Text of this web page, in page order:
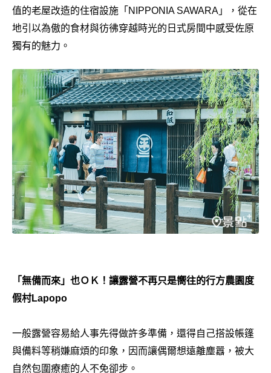
值的老屋改造的住宿設施「NIPPONIA SAWARA」，從在
地引以為傲的食材與彷彿穿越時光的日式房間中感受佐原
獨有的魅力。
「無備而來」也ＯＫ！讓露營不再只是嚮往的行方農園度
假村Lapopo
一般露營容易給人事先得做許多準備，還得自己搭設帳篷
與備料等稍嫌麻煩的印象，因而讓偶爾想遠離塵囂，被大
自然包圍療癒的人不免卻步。